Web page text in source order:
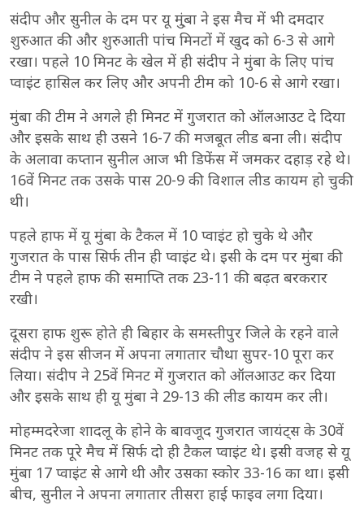
संदीप और सुनील के दम पर यू मु्ंबा ने इस मैच में भी दमदार
शुरुआत की और शुरुआती पांच मिनटों में खुद को 6-3 से आगे
रखा। पहले 10 मिनट के खेल में ही संदीप ने मुंबा के लिए पांच
प्वाइंट हासिल कर लिए और अपनी टीम को 10-6 से आगे रखा।
मुंबा की टीम ने अगले ही मिनट में गुजरात को ऑलआउट दे दिया
और इसके साथ ही उसने 16-7 की मजबूत लीड बना ली। संदीप
के अलावा कप्तान सुनील आज भी डिफेंस में जमकर दहाड़ रहे थे।
16वें मिनट तक उसके पास 20-9 की विशाल लीड कायम हो चुकी
थी।
पहले हाफ में यू मुंबा के टैकल में 10 प्वाइंट हो चुके थे और
गुजरात के पास सिर्फ तीन ही प्वाइंट थे। इसी के दम पर मुंबा की
टीम ने पहले हाफ की समाप्ति तक 23-11 की बढ़त बरकरार
रखी।
दूसरा हाफ शुरू होते ही बिहार के समस्तीपुर जिले के रहने वाले
संदीप ने इस सीजन में अपना लगातार चौथा सुपर-10 पूरा कर
लिया। संदीप ने 25वें मिनट में गुजरात को ऑलआउट कर दिया
और इसके साथ ही यू मुंबा ने 29-13 की लीड कायम कर ली।
मोहम्मदरेजा शादलू के होने के बावजूद गुजरात जायंट्स के 30वें
मिनट तक पूरे मैच में सिर्फ दो ही टैकल प्वाइंट थे। इसी वजह से यू
मुंबा 17 प्वाइंट से आगे थी और उसका स्कोर 33-16 का था। इसी
बीच, सुनील ने अपना लगातार तीसरा हाई फाइव लगा दिया।